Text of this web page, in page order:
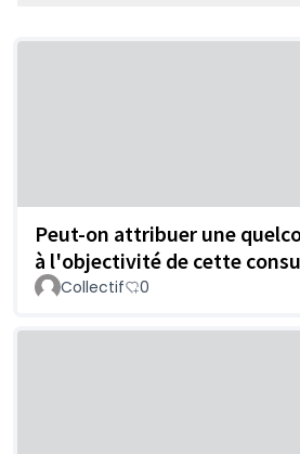
Peut-on attribuer une
à l'objectivité de cette
Collectif 0